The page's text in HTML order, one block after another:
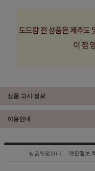
상품 고시 정보
이용안내
상품입점안내 | 개인정보